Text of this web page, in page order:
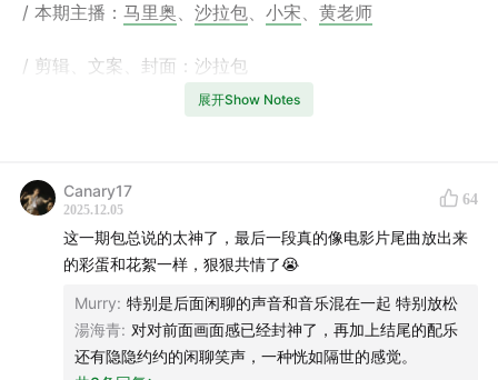
/ 本期主播： 马里奥、 沙拉包、 小宋、 黄老师
/ 剪辑、文案、封面：沙拉包
如何没有社媒，你还会打扮吗？
30岁以后应该更稳还是更野
在社媒上展示真实还有价值吗？
关于入赘的文化差异
打工人还需要梦想吗？
很想再吃一次但再也吃不到的味道
展开Show Notes
Canary17
2025.12.05
64
这一期包总说的太神了，最后一段真的像电影片尾曲放出来
的彩蛋和花絮一样，狠狠共情了😭
Murry: 特别是后面闲聊的声音和音乐混在一起 特别放松
湯海青: 对对前面画面感已经封神了，再加上结尾的配乐
还有隐隐约约的闲聊笑声，一种恍如隔世的感觉。